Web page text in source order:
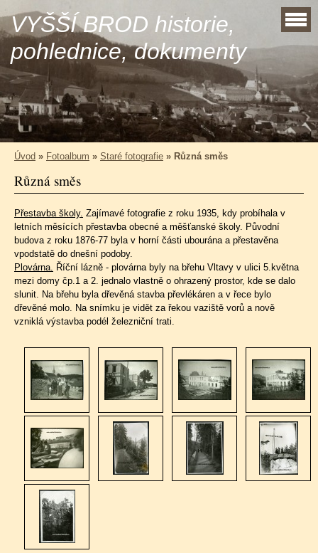
VYŠŠÍ BROD historie,
pohlednice, dokumenty
Úvod » Fotoalbum » Staré fotografie » Různá směs
Různá směs
Přestavba školy. Zajímavé fotografie z roku 1935, kdy probíhala v
letních měsících přestavba obecné a měšťanské školy. Původní
budova z roku 1876-77 byla v horní části ubourána a přestavěna
vpodstatě do dnešní podoby.
Plovárna. Říční lázně - plovárna byly na břehu Vltavy v ulici 5.května
mezi domy čp.1 a 2. jednalo vlastně o ohrazený prostor, kde se dalo
slunit. Na břehu byla dřevěná stavba převlékáren a v řece bylo
dřevěné molo. Na snímku je vidět za řekou vaziště vorů a nově
vzniklá výstavba podél železniční trati.